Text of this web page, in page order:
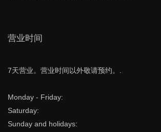
营业时间
7天营业。营业时间以外敬请预约。.
Monday - Friday:
Saturday:
Sunday and holidays: